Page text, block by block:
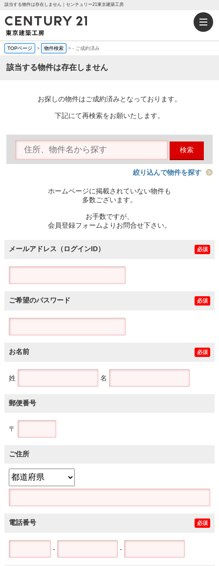
該当する物件は存在しません｜センチュリー21東京建築工房
TOPページ > 物件検索 >- ご成約済み
該当する物件は存在しません
お探しの物件はご成約済みとなっております。
下記にて再検索をお願いたします。
検索
絞り込んで物件を探す
ホームページに掲載されていない物件も
多数ございます。
お手数ですが、
会員登録フォームよりお問合せ下さい。
メールアドレス（ログインID） 必須
ご希望のパスワード 必須
お名前 必須
姓 名
郵便番号
〒
ご住所
電話番号 必須
- -